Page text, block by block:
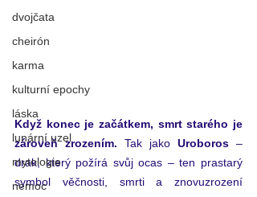
dvojčata
cheirón
karma
kulturní epochy
láska
lunární uzel
mytologie
nemoc
Když konec je začátkem, smrt starého je
zároveň zrozením. Tak jako Uroboros –
drak, který požírá svůj ocas – ten prastarý
symbol věčnosti, smrti a znovuzrození